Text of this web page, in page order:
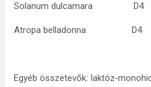
Solanum dulcamara D4
Atropa belladonna D4
Egyéb összetevők: